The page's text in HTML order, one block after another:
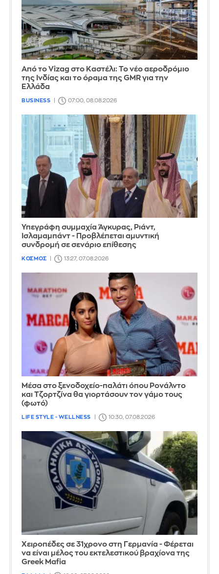
Από το Vizag στο Καστέλι: Το νέο αεροδρόμιο
της Ινδίας και το όραμα της GMR για την
Ελλάδα
BUSINESS 07:00, 08.08.2026
Υπεγράφη συμμαχία Άγκυρας, Ριάντ,
Ισλαμαμπάντ - Προβλέπεται αμυντική
συνδρομή σε σενάριο επίθεσης
ΚΟΣΜΟΣ 13:27, 07.08.2026
Μέσα στο ξενοδοχείο-παλάτι όπου Ρονάλντο
και Τζορτζίνα θα γιορτάσουν τον γάμο τους
(φωτό)
LIFE STYLE - WELLNESS 10:30, 07.08.2026
Χειροπέδες σε 31χρονο στη Γερμανία - Φέρεται
να είναι μέλος του εκτελεστικού βραχίονα της
Greek Mafia